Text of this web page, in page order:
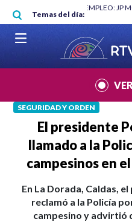
Pasar al contenido principal
Temas del día:
MÍNIMO NO DESTRUYÓ EMPLEO: JP
MUNDIAL 2026
|
SEGURIDAD Y ORDEN
El presidente
llamado a la
campesinos en
En La Dorada, Caldas,
reclamó a la Policía
campesino y advirtió